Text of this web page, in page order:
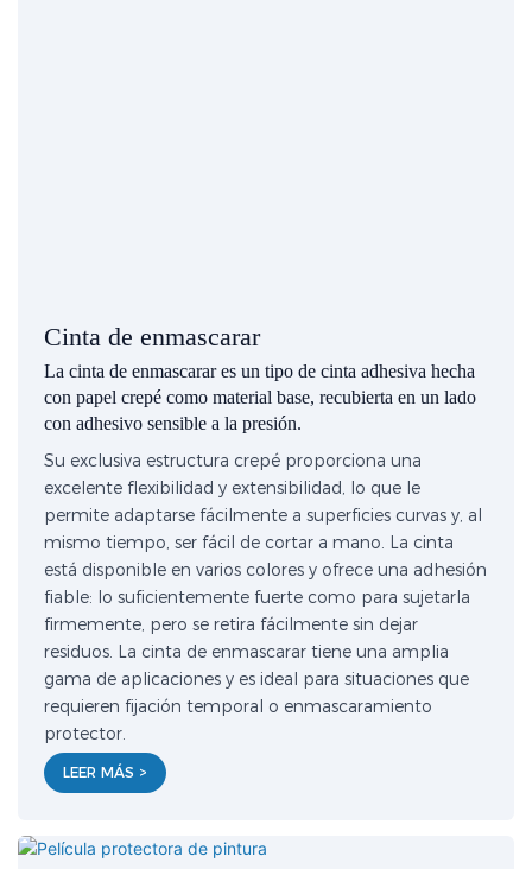
Cinta de enmascarar
La cinta de enmascarar es un tipo de cinta adhesiva hecha
con papel crepé como material base, recubierta en un lado
con adhesivo sensible a la presión.
Su exclusiva estructura crepé proporciona una
excelente flexibilidad y extensibilidad, lo que le
permite adaptarse fácilmente a superficies curvas y, al
mismo tiempo, ser fácil de cortar a mano. La cinta
está disponible en varios colores y ofrece una adhesión
fiable: lo suficientemente fuerte como para sujetarla
firmemente, pero se retira fácilmente sin dejar
residuos. La cinta de enmascarar tiene una amplia
gama de aplicaciones y es ideal para situaciones que
requieren fijación temporal o enmascaramiento
protector.
LEER MÁS >